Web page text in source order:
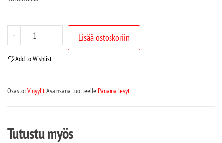
- + Lisää ostoskoriin
Add to Wishlist
Osasto:VinyylitAvainsana tuotteellePanama levyt
Tutustu myös